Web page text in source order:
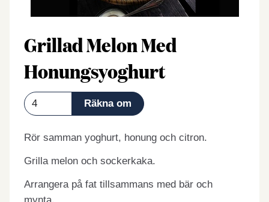
Grillad Melon Med
Honungsyoghurt
Rör samman yoghurt, honung och citron.
Grilla melon och sockerkaka.
Arrangera på fat tillsammans med bär och